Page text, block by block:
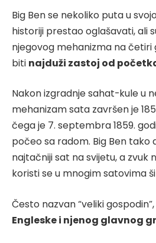
Big Ben se nekoliko puta u
historiji prestao oglašavati, ali
njegovog mehanizma na četiri
biti najduži zastoj od
Nakon izgradnje sahat-kule u
mehanizam sata završen je
čega je 7. septembra 1859.
počeo sa radom. Big Ben tako
najtačniji sat na svijetu, a zvuk
koristi se u mnogim satovima
Često nazvan “veliki gospodin”,
Engleske i njenog glavnog